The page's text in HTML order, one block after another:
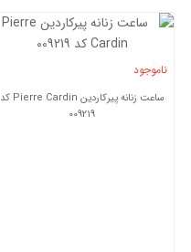
ناموجود
ساعت زنانه پیرکاردین Pierre Cardin کد
009219